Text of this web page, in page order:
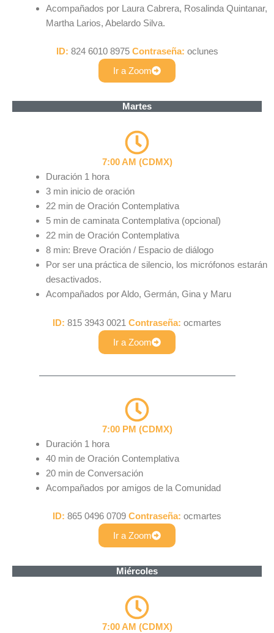
Acompañados por Laura Cabrera, Rosalinda Quintanar,
Martha Larios, Abelardo Silva.
ID: 824 6010 8975 Contraseña: oclunes
Ir a Zoom
Martes
7:00 AM (CDMX)
Duración 1 hora
3 min inicio de oración
22 min de Oración Contemplativa
5 min de caminata Contemplativa (opcional)
22 min de Oración Contemplativa
8 min: Breve Oración / Espacio de diálogo
Por ser una práctica de silencio, los micrófonos estarán
desactivados.
Acompañados por Aldo, Germán, Gina y Maru
ID: 815 3943 0021 Contraseña: ocmartes
Ir a Zoom
7:00 PM (CDMX)
Duración 1 hora
40 min de Oración Contemplativa
20 min de Conversación
Acompañados por amigos de la Comunidad
ID: 865 0496 0709 Contraseña: ocmartes
Ir a Zoom
Miércoles
7:00 AM (CDMX)